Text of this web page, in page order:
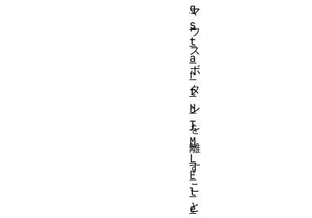
マ
ウ
ス
ボ
タ
ン
を
離
す
こ
と
g
s
t
a
r
t
H
T
M
L
E
l
e